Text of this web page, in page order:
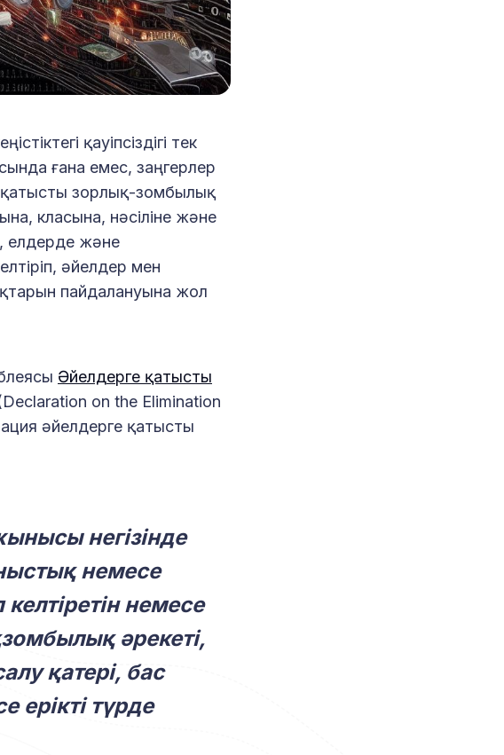
қауіпсіздігі тек
ғана емес, заңгерлер
зорлық-зомбылық
класына, нәсіліне және
елдерде және
әйелдер мен
пайдалануына жол
Әйелдерге қатысты
on the Elimination
әйелдерге қатысты
негізінде
немесе
немесе
әрекеті,
қатері, бас
түрде